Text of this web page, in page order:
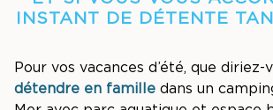
INSTANT DE DÉTENTE
Pour vos vacances d’été, que diriez-
détendre en famille dans un